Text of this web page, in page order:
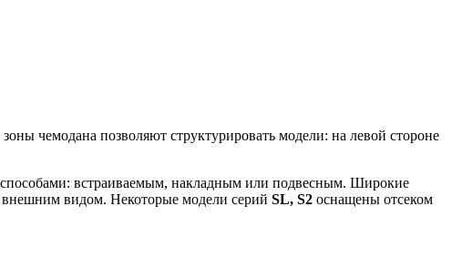
чемодана позволяют структурировать модели: на левой стороне
встраиваемым, накладным или подвесным. Широкие
видом. Некоторые модели серий SL, S2 оснащены отсеком